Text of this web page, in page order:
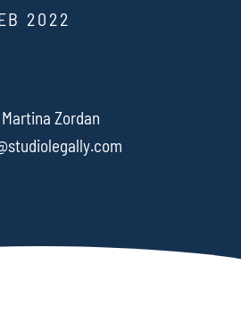
2022
Martina Zordan